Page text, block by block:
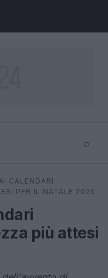
⌕
CALENDARI
PER IL NATALE 2025
più attesi